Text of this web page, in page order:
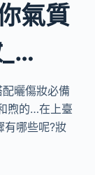
氣質
曬傷妝必備
煦的…在上臺
有哪些呢?妝